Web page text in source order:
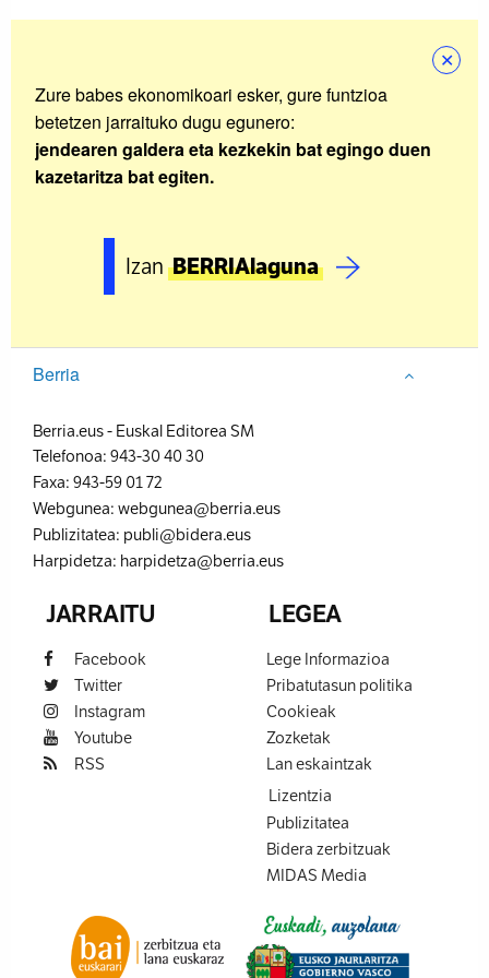
Zure babes ekonomikoari esker, gure funtzioa
betetzen jarraituko dugu egunero:
jendearen galdera eta kezkekin bat egingo duen
kazetaritza bat egiten.
IzanBERRIAlaguna
✕
Berria
Berria.eus- Euskal Editorea SM
Telefonoa: 943-30 40 30
Faxa: 943-59 01 72
Webgunea: webgunea@berria.eus
Publizitatea: publi@bidera.eus
Harpidetza: harpidetza@berria.eus
JARRAITU
Facebook
Twitter
Instagram
Youtube
RSS
LEGEA
Lege Informazioa
Pribatutasun politika
Cookieak
Zozketak
Lan eskaintzak
Lizentzia
Publizitatea
Bidera zerbitzuak
MIDAS Media